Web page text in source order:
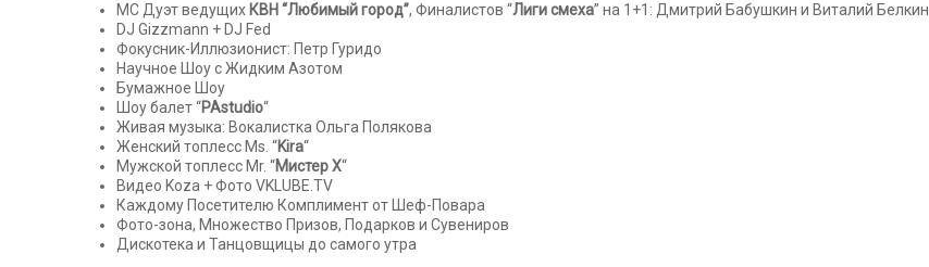
МС Дуэт ведущих КВН “Любимый город”, Финалистов “Лиги смеха” на 1+1: Дмитрий Бабушкин и Виталий Белкин
DJ Gizzmann + DJ Fed
Фокусник-Иллюзионист: Петр Гуридо
Научное Шоу с Жидким Азотом
Бумажное Шоу
Шоу балет “PAstudio“
Живая музыка: Вокалистка Ольга Полякова
Женский топлесс Ms. “Kira“
Мужской топлесс Mr. “Мистер Х“
Видео Koza + Фото VKLUBE.TV
Каждому Посетителю Комплимент от Шеф-Повара
Фото-зона, Множество Призов, Подарков и Сувениров
Дискотека и Танцовщицы до самого утра